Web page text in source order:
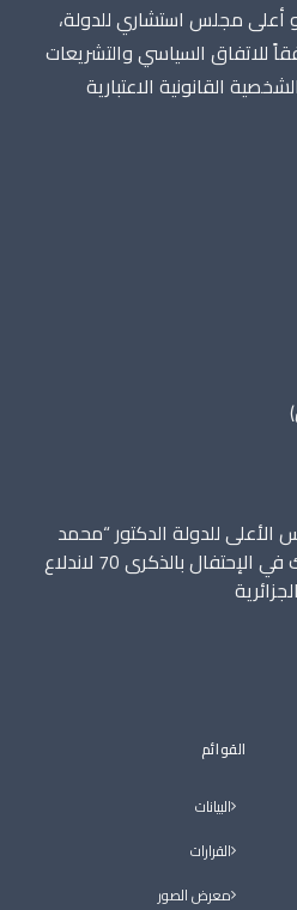
أعلى مجلس استشاري للدولة،
للاتفاق السياسي والتشريعات
القانونية الاعتبارية
مقالة
الأعلى للدولة الدكتور “محمد
تكالة” يشارك في الإحتفال بالذكرى 70 لاندلاع
القوائم
البيانات
القرارات
معرض الصور